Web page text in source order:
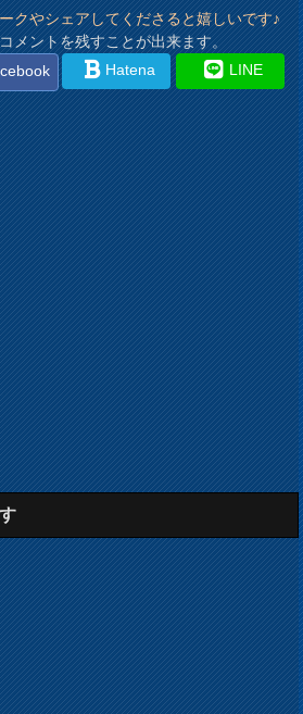
クやシェアしてくださると嬉しいです♪
メントを残すことが出来ます。
Hatena LINE